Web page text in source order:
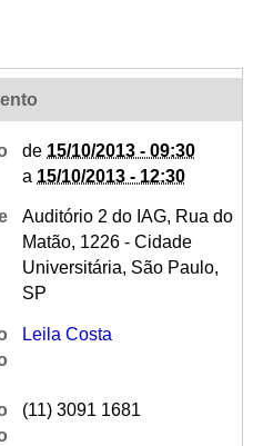
de 15/10/2013 - 09:30
a 15/10/2013 - 12:30
Auditório 2 do IAG, Rua do
Matão, 1226 - Cidade
Universitária, São Paulo,
SP
Leila Costa
(11) 3091 1681